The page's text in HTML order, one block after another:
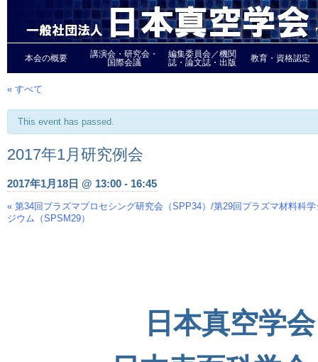
本会の概要
講演会・研究会・
国際会議
編集委員会／機関
誌・論文誌・出版
教育・資格認定
« すべて
This event has passed.
2017年1月研究例会
2017年1月18日 @ 13:00 - 16:45
Event
Navigation
« 第34回プラズマプロセシング研究会（SPP34）/第29回プラズマ材料科学
ジウム（SPSM29）
日本真空学